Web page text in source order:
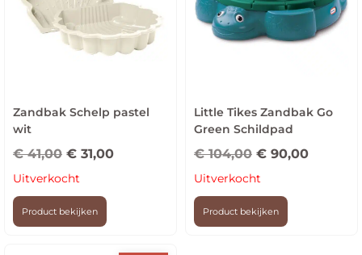
Zandbak Schelp pastel
wit
€41,00 € 31,00
Uitverkocht
Product bekijken
Little Tikes Zandbak Go
Green Schildpad
€104,00 € 90,00
Uitverkocht
Product bekijken